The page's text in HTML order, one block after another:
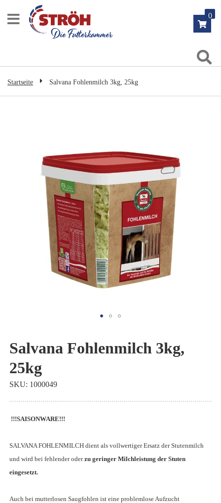
Inhalt
0
Startseite Salvana Fohlenmilch 3kg, 25kg
Anfang
der
Bildgalerie
springen
Salvana Fohlenmilch 3kg,
25kg
!!!SAISONWARE!!!
SALVANA FOHLENMILCHdient als vollwertiger Ersatz der Stutenmilch
und wird bei fehlender oderzu geringer Milchleistung der Stuten
eingesetzt.
Auch bei mutterlosen Saugfohlen ist eineproblemlose Aufzucht
SKU 1000049